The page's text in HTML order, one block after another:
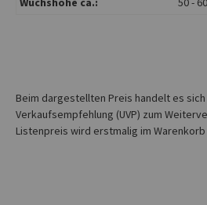
Beim dargestellten Preis handelt es
Verkaufsempfehlung (UVP) zum
Listenpreis wird erstmalig im